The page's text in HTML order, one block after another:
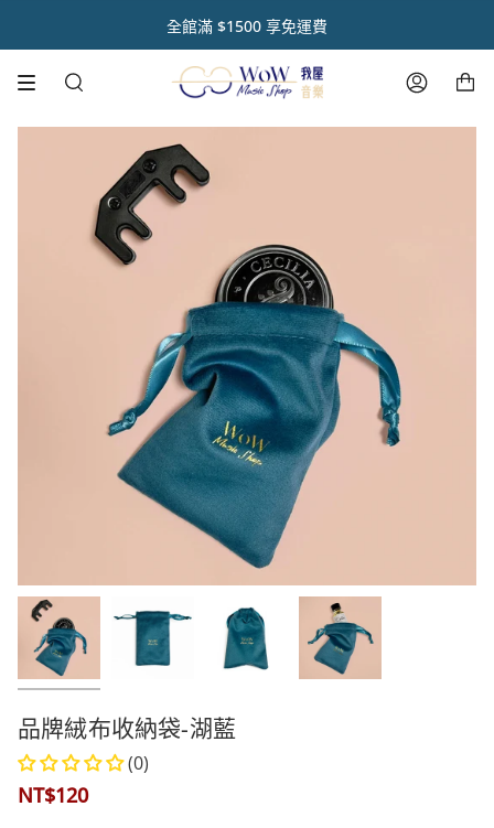
初 秋 樂 器 閃 耀 祭 🌿【 全 館 滿 千 享 𝟵 折 】
全館滿 $1500 享免運費
熱銷商品✨ 魔鏡樂器拋光膏🪞
音樂人送禮首選【禮盒優惠套組 🎁】
註冊官網會員 【領取點數1000點】🌟
搜
帳
品牌絨布收納袋-湖藍
(0)
NT$120